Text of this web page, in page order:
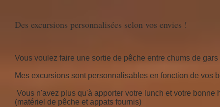
Des excursions personnalisées selon vos envies !
Vous voulez faire une sortie de pêche entre chums de
Mes excursions sont personnalisables en fonction de vos
Vous n'avez plus qu'à apporter votre lunch et votre bonne
(matériel de pêche et appats fournis)